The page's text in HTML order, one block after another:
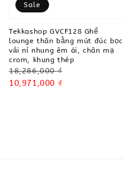
Sale
Tekkashop GVCF128 Ghế
lounge thân bằng mút đúc bọc
vải nỉ nhung êm ái, chân mạ
crom, khung thép
Regular
price
18,286,000 ₫
Sale
10,971,000 ₫